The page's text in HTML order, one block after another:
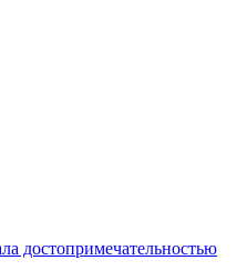
достопримечательностью